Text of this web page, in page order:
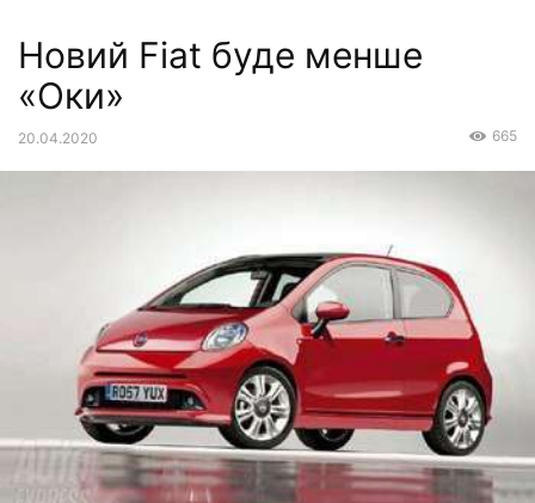
Новий Fiat буде менше
«Оки»
20.04.2020 665